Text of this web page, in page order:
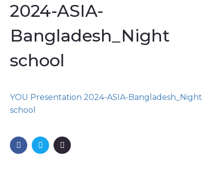
2024-ASIA-
Bangladesh_Night
school
YOU Presentation 2024-ASIA-Bangladesh_Night
school